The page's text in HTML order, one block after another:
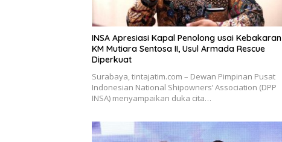
INSA Apresiasi Kapal Penolong usai Kebakaran
KM Mutiara Sentosa II, Usul Armada Rescue
Diperkuat
Surabaya, tintajatim.com – Dewan Pimpinan Pusat
Indonesian National Shipowners’ Association (DPP
INSA) menyampaikan duka cita…